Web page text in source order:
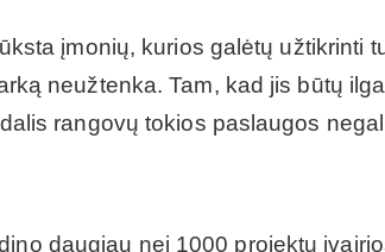
įmonių, kurios galėtų užtikrinti
neužtenka. Tam, kad jis būtų
rangovų tokios paslaugos
daugiau nei 1000 projektų